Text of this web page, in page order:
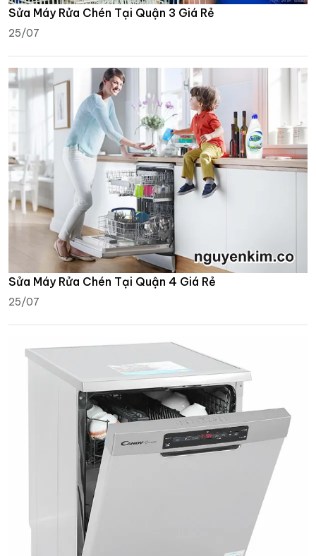
Sửa Máy Rửa Chén Tại Quận 3 Giá Rẻ
25/07
Sửa Máy Rửa Chén Tại Quận 4 Giá Rẻ
25/07